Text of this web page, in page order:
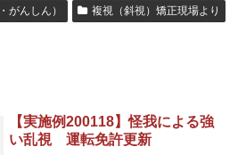
んしん）
複視（斜視）矯正現場より
【実施例200118】怪我による強
い乱視 運転免許更新